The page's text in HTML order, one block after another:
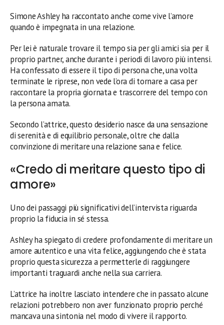
Simone Ashley ha raccontato anche come vive l’amore
quando è impegnata in una relazione.
Per lei è naturale trovare il tempo sia per gli amici sia per il
proprio partner, anche durante i periodi di lavoro più intensi.
Ha confessato di essere il tipo di persona che, una volta
terminate le riprese, non vede l’ora di tornare a casa per
raccontare la propria giornata e trascorrere del tempo con
la persona amata.
Secondo l’attrice, questo desiderio nasce da una sensazione
di serenità e di equilibrio personale, oltre che dalla
convinzione di meritare una relazione sana e felice.
«Credo di meritare questo tipo di
amore»
Uno dei passaggi più significativi dell’intervista riguarda
proprio la fiducia in sé stessa.
Ashley ha spiegato di credere profondamente di meritare un
amore autentico e una vita felice, aggiungendo che è stata
proprio questa sicurezza a permetterle di raggiungere
importanti traguardi anche nella sua carriera.
L’attrice ha inoltre lasciato intendere che in passato alcune
relazioni potrebbero non aver funzionato proprio perché
mancava una sintonia nel modo di vivere il rapporto.